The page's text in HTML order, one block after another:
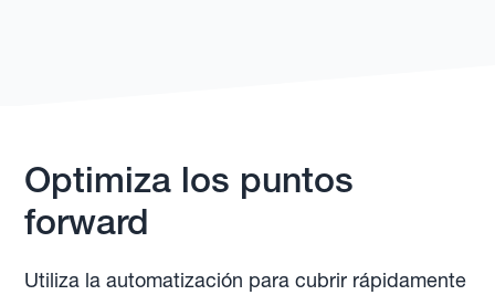
Optimiza los puntos
forward
Utiliza la automatización para cubrir rápidamente